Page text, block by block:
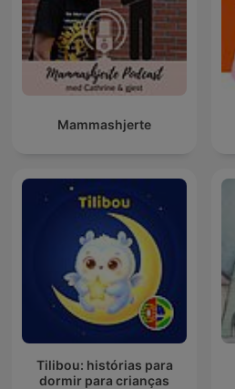
Mammashjerte
Tilibou: histórias para
dormir para crianças